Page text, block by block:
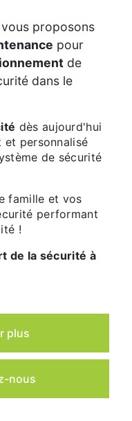
proposons
pour
de
dans le
dès aujourd'hui
personnalisé
de sécurité
famille et vos
performant
!
de la sécurité à
plus
nous